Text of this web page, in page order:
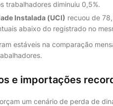
trabalhadores diminuiu 0,5%.
Instalada (UCI) recuou de
abaixo do registrado no
estáveis na comparação
e importações
um cenário de perda de